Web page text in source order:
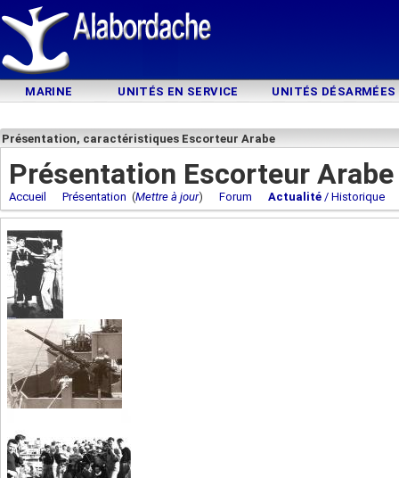
MARINE UNITÉS EN SERVICE UNITÉS DÉSARMÉES
Présentation, caractéristiques Escorteur Arabe
Présentation Escorteur Arabe
Accueil Présentation (Mettre à jour) Forum Actualité / Historique